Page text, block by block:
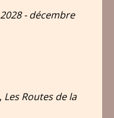
- décembre
, Les Routes de la